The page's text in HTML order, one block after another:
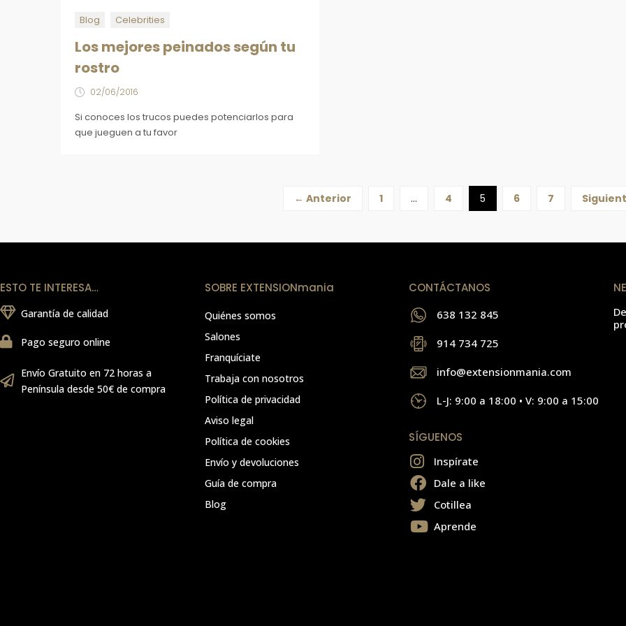
Blog Celebrities
Los mejores peinados según tu
rostro
02/06/2016
Si conoces los trucos puedes potenciarlos para
que jueguen a tu favor
← Anterior 1 … 4 5 6 7
ESTO TE INTERESA…
Garantía de calidad
Pago seguro online
Envío Gratuito en 72 horas a
Península desde 50€ de compra
SOBRE EXTENSIONmania
Quiénes somos
Salones
Franquíciate
Trabaja con nosotros
Política de privacidad
Aviso legal
Política de cookies
Envío y devoluciones
Guía de compra
Blog
CONTÁCTANOS
638 132 845
914 734 725
info@extensionmania.com
L-J: 9:00 a 18:00 • V: 9:00 a 15:00
SÍGUENOS
Inspírate
Dale a like
Cotillea
Aprende